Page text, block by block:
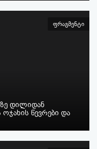
ფრაგმენტი
დილიდან
წევრები და